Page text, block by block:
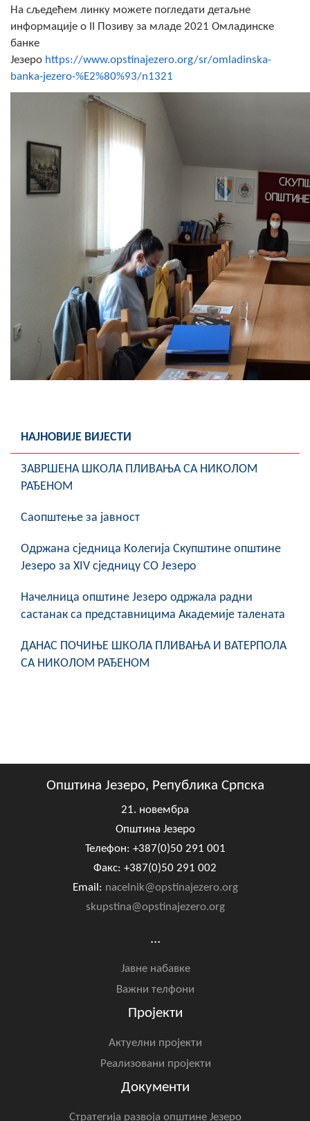
Пољопривреда
Спорт
ЦИВИЛНА ЗАШТИТА
КОНТАКТ
На сљедећем линку можете погледати детаљне
информације о II Позиву за младе 2021 Омладинске
банке
Језеро https://www.opstinajezero.org/sr/omladinska-
banka-jezero-%E2%80%93/n1321
НАЈНОВИЈЕ ВИЈЕСТИ
ЗАВРШЕНА ШКОЛА ПЛИВАЊА СА НИКОЛОМ
РАЂЕНОМ
Саопштење за јавност
Oдржана сједница Колегија Скупштине општине
Језеро за XIV сједницу СО Језеро
Начелница општине Језеро одржала радни
састанак са представницима Академије талената
ДАНАС ПОЧИЊЕ ШКОЛА ПЛИВАЊА И ВАТЕРПОЛА
СА НИКОЛОМ РАЂЕНОМ
Општина Језеро, Република Српска
21. новембра
Општина Језеро
Телефон: +387(0)50 291 001
Факс: +387(0)50 291 002
Email: nacelnik@opstinajezero.org
skupstina@opstinajezero.org
...
Јавне набавке
Важни телфони
Пројекти
Актуелни пројекти
Реализовани пројекти
Документи
Стратегија развоја општине Језеро